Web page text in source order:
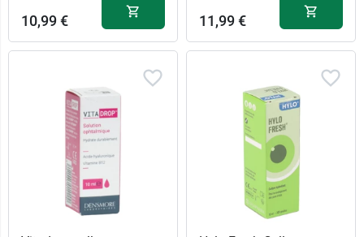
10,99 € 11,99 €